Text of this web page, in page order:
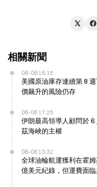
相關新聞
06-06 18:15
美國原油庫存連續第 8
價飆升的風險仍存
06-06 17:25
伊朗最高領導人顧問於
茲海峽的主權
06-06 13:32
全球油輪航運獲利在霍
億美元紀錄，但運費面